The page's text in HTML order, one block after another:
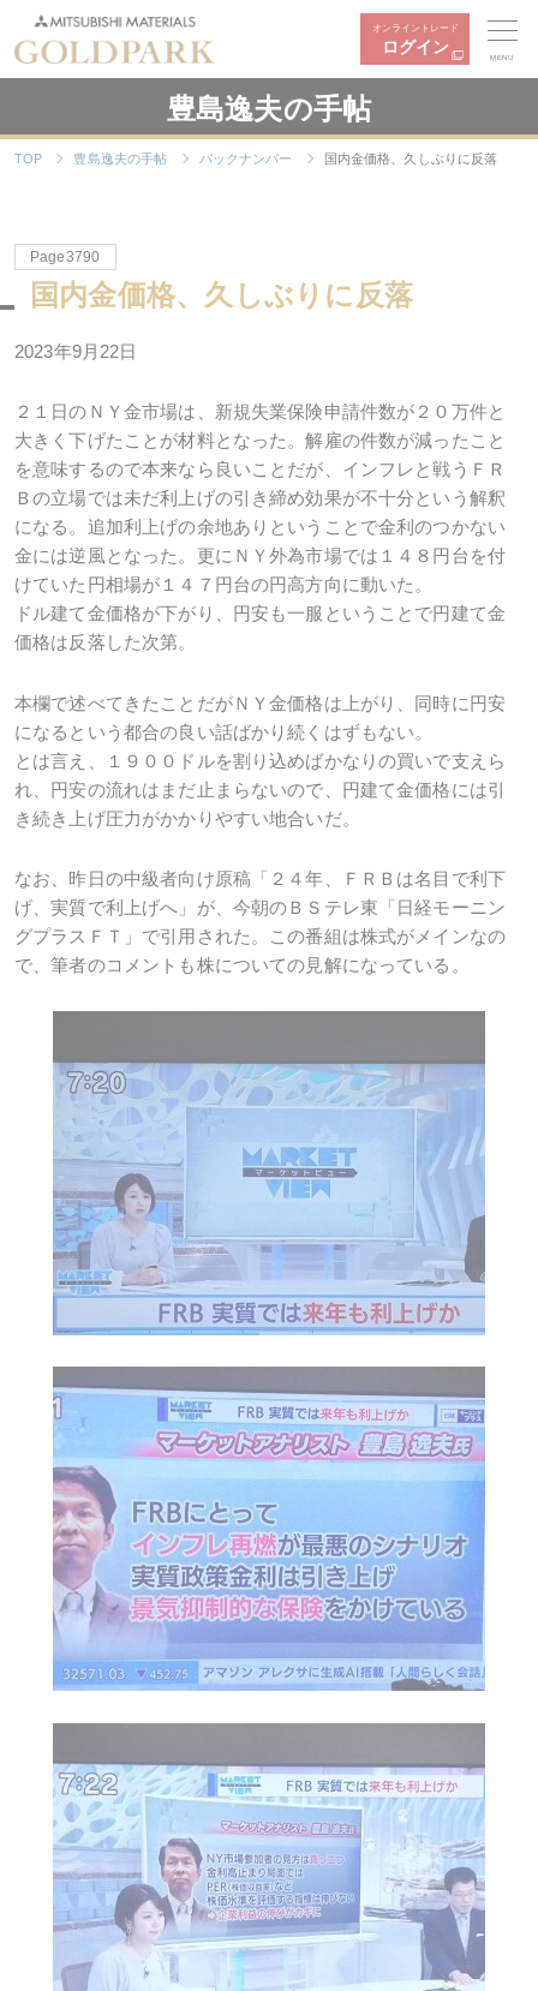
オンライントレード
ログイン
MENU
豊島逸夫の手帖
TOP 豊島逸夫の手帖 バックナンバー 国内金価格、久しぶりに反落
Page3790
国内金価格、久しぶりに反落
2023年9月22日
２１日のＮＹ金市場は、新規失業保険申請件数が２０万件と
大きく下げたことが材料となった。解雇の件数が減ったこと
を意味するので本来なら良いことだが、インフレと戦うＦＲ
Ｂの立場では未だ利上げの引き締め効果が不十分という解釈
になる。追加利上げの余地ありということで金利のつかない
金には逆風となった。更にＮＹ外為市場では１４８円台を付
けていた円相場が１４７円台の円高方向に動いた。
ドル建て金価格が下がり、円安も一服ということで円建て金
価格は反落した次第。
本欄で述べてきたことだがＮＹ金価格は上がり、同時に円安
になるという都合の良い話ばかり続くはずもない。
とは言え、１９００ドルを割り込めばかなりの買いで支えら
れ、円安の流れはまだ止まらないので、円建て金価格には引
き続き上げ圧力がかかりやすい地合いだ。
なお、昨日の中級者向け原稿「２４年、ＦＲＢは名目で利下
げ、実質で利上げへ」が、今朝のＢＳテレ東「日経モーニン
グプラスＦＴ」で引用された。この番組は株式がメインなの
で、筆者のコメントも株についての見解になっている。